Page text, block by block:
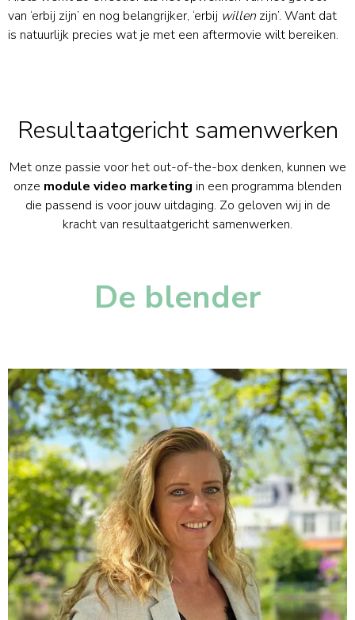
van ‘erbij zijn’ en nog belangrijker, ‘erbij willen zijn’. Want dat
is natuurlijk precies wat je met een aftermovie wilt bereiken.
Resultaatgericht samenwerken
Met onze passie voor het out-of-the-box denken, kunnen we
onze module video marketing in een programma blenden
die passend is voor jouw uitdaging. Zo geloven wij in de
kracht van resultaatgericht samenwerken.